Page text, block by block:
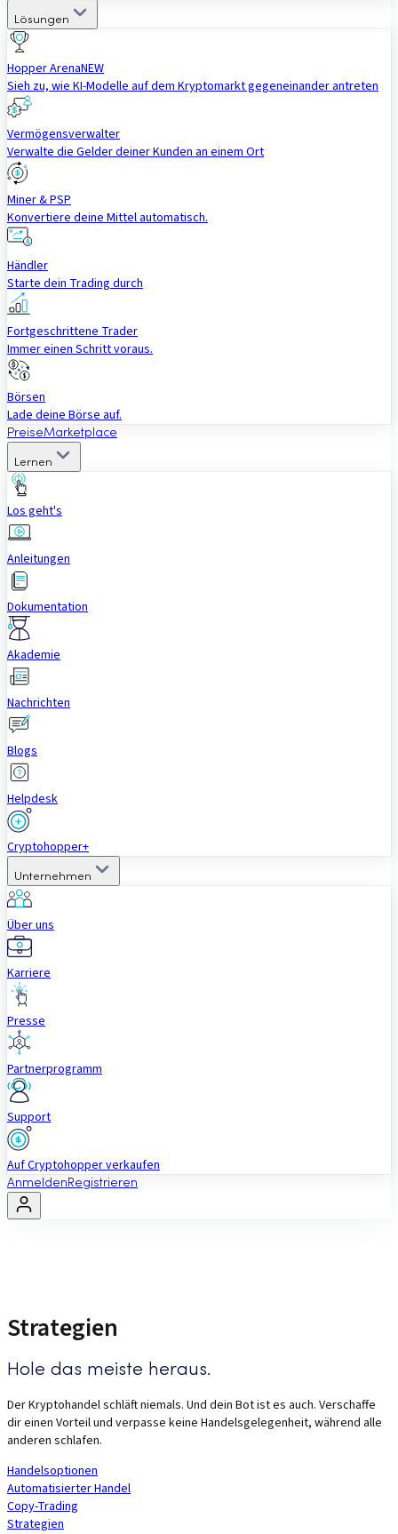
Lösungen
Hopper ArenaNEW
Sieh zu, wie KI-Modelle auf dem Kryptomarkt gegeneinander antreten
Vermögensverwalter
Verwalte die Gelder deiner Kunden an einem Ort
Miner & PSP
Konvertiere deine Mittel automatisch.
Händler
Starte dein Trading durch
Fortgeschrittene Trader
Immer einen Schritt voraus.
Börsen
Lade deine Börse auf.
PreiseMarketplace
Lernen
Los geht's
Anleitungen
Dokumentation
Akademie
Nachrichten
Blogs
Helpdesk
Cryptohopper+
Unternehmen
Über uns
Karriere
Presse
Partnerprogramm
Support
Auf Cryptohopper verkaufen
Anmelden Registrieren
Strategien
Hole das meiste heraus.
Der Kryptohandel schläft niemals. Und dein Bot ist es auch. Verschaffe
dir einen Vorteil und verpasse keine Handelsgelegenheit, während alle
anderen schlafen.
Handelsoptionen
Automatisierter Handel
Copy-Trading
Strategien